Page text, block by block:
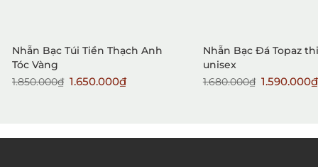
Nhẫn Bạc Túi Tiền Thạch Anh
Tóc Vàng
1.850.000₫ 1.650.000₫
Nhẫn Bạc Đá Topaz
unisex
1.680.000₫ 1.590.000₫